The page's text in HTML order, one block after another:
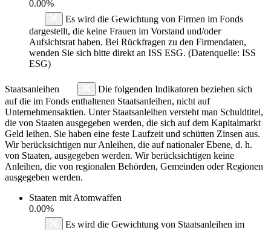
0.00%
Es wird die Gewichtung von Firmen im Fonds
dargestellt, die keine Frauen im Vorstand und/oder
Aufsichtsrat haben. Bei Rückfragen zu den Firmendaten,
wenden Sie sich bitte direkt an ISS ESG. (Datenquelle: ISS
ESG)
Staatsanleihen
Die folgenden Indikatoren beziehen sich
auf die im Fonds enthaltenen Staatsanleihen, nicht auf
Unternehmensaktien. Unter Staatsanleihen versteht man Schuldtitel,
die von Staaten ausgegeben werden, die sich auf dem Kapitalmarkt
Geld leihen. Sie haben eine feste Laufzeit und schütten Zinsen aus.
Wir berücksichtigen nur Anleihen, die auf nationaler Ebene, d. h.
von Staaten, ausgegeben werden. Wir berücksichtigen keine
Anleihen, die von regionalen Behörden, Gemeinden oder Regionen
ausgegeben werden.
Staaten mit Atomwaffen
0.00%
Es wird die Gewichtung von Staatsanleihen im